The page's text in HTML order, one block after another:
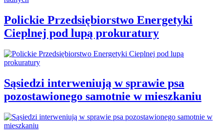
Polickie Przedsiębiorstwo Energetyki
Cieplnej pod lupą prokuratury
Sąsiedzi interweniują w sprawie psa
pozostawionego samotnie w mieszkaniu